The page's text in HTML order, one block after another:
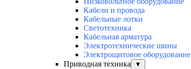
Кабели и провода
Кабельные лотки
Светотехника
Кабельная арматура
Электротехнические шины
Электрощитовое оборудование
Приводная техника
▼